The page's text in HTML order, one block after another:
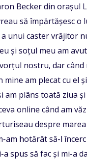
Becker din orașul
să împărtășesc o
unui caster vrăjitor
și soțul meu am
nostru, dar când
mine am plecat cu el
am plâns toată ziua
online când am
despre
am hotărât să-l
a spus să fac și mi-a